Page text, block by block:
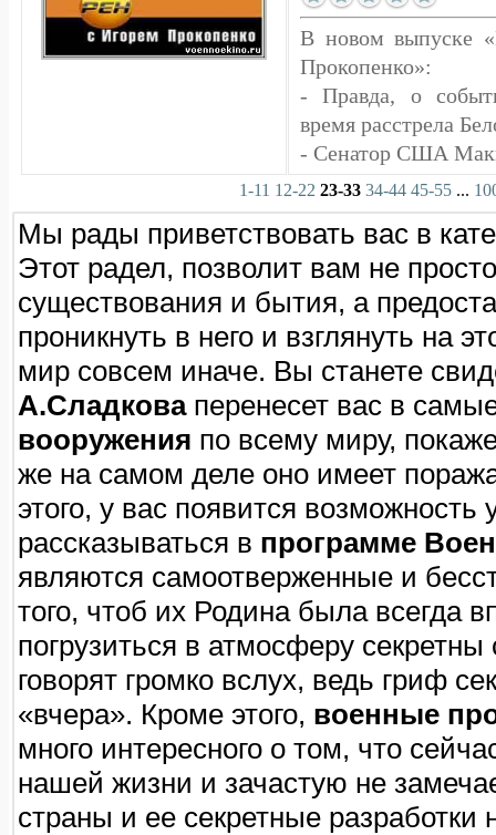
В новом выпуске
Прокопенко»:
- Правда, о
время расстрела
- Сенатор США
1-11 12-22 23-33 34-44 45-55 ...
Мы рады приветствовать вас в
Этот радел, позволит вам не
существования и бытия, а
проникнуть в него и взглянуть на
мир совсем иначе. Вы станете
А.Сладковаперенесет вас в
вооружения по всему миру,
же на самом деле оно имеет
этого, у вас появится возможность
рассказываться в программе
являются самоотверженные и
того, чтоб их Родина была всегда
погрузиться в атмосферу
говорят громко вслух, ведь гриф
«вчера». Кроме этого, военные
много интересного о том, что
нашей жизни и зачастую не
страны и ее секретные